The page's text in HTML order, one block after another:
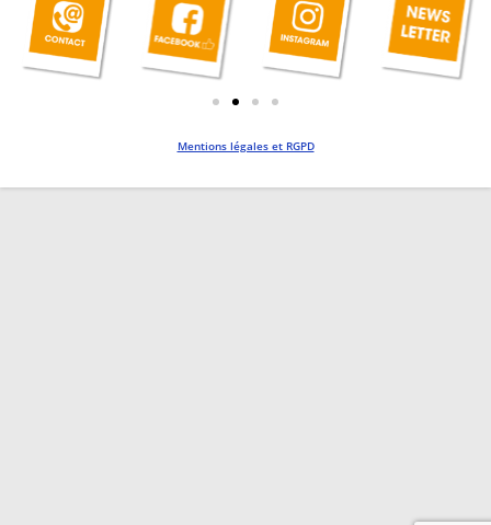
Mentions légales et RGPD